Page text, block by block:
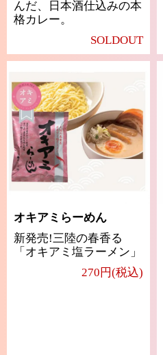
んだ、日本酒仕込みの本
格カレー。
SOLDOUT
オキアミらーめん
新発売!三陸の春香る
「オキアミ塩ラーメン」
270円(税込)